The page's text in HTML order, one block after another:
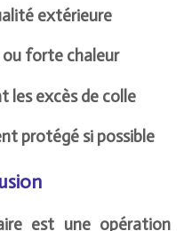
extérieure
ou forte chaleur
excès de colle
protégé si possible
est une opération